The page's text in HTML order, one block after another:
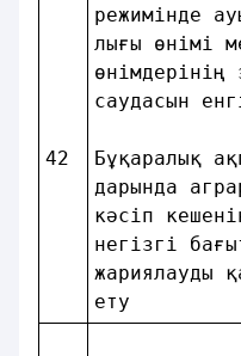
42
режимiнде
лығы өнiмi
өнiмдерiнiң
Бұқаралық
дарында
кәсiп
негiзгi
жариялауды